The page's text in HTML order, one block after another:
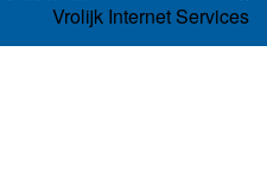
Vrolijk Internet Services